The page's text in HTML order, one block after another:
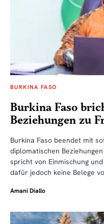
BURKINA FASO
Burkina Faso
Beziehungen zu
Burkina Faso beendet mit
diplomatischen
spricht von Einmischung
dafür jedoch keine Belege
Amani Diallo